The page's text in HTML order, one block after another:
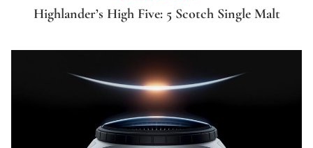
Highlander’s High Five: 5 Scotch Single Malt